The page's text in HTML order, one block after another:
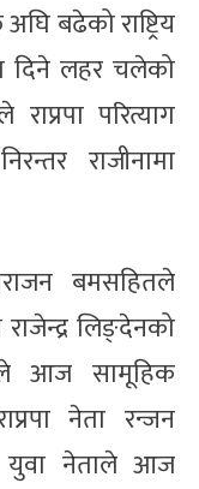
बढेको राष्ट्रिय
दिने लहर चलेको
परित्याग
राजीनामा
बमसहितले
लिङ्देनको
आज सामूहिक
नेता रन्जन
युवा नेताले आज